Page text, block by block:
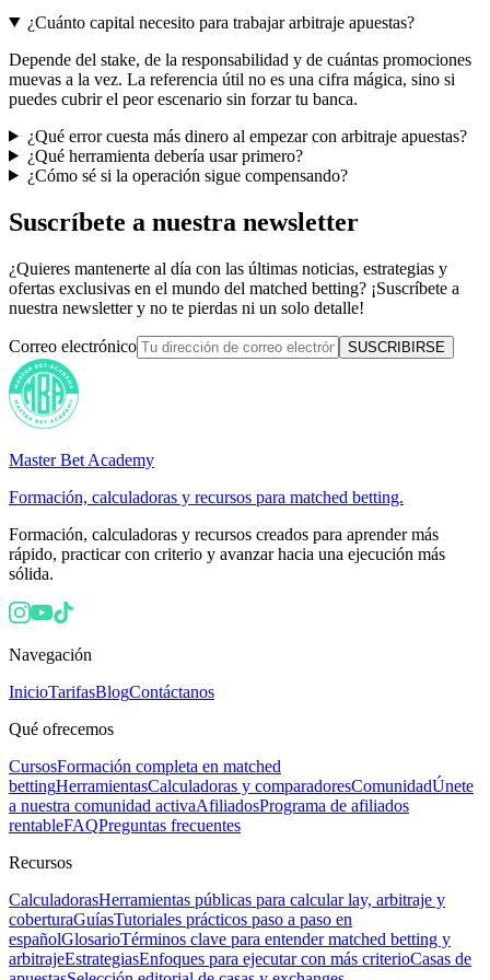
¿Cuánto capital necesito para trabajar arbitraje apuestas?
Depende del stake, de la responsabilidad y de cuántas promociones
muevas a la vez. La referencia útil no es una cifra mágica, sino si
puedes cubrir el peor escenario sin forzar tu banca.
¿Qué error cuesta más dinero al empezar con arbitraje apuestas?
¿Qué herramienta debería usar primero?
¿Cómo sé si la operación sigue compensando?
Suscríbete a nuestra newsletter
¿Quieres mantenerte al día con las últimas noticias, estrategias y
ofertas exclusivas en el mundo del matched betting? ¡Suscríbete a
nuestra newsletter y no te pierdas ni un solo detalle!
Correo electrónico SUSCRIBIRSE
Master Bet Academy
Formación, calculadoras y recursos para matched betting.
Formación, calculadoras y recursos creados para aprender más
rápido, practicar con criterio y avanzar hacia una ejecución más
sólida.
Navegación
InicioTarifasBlogContáctanos
Qué ofrecemos
CursosFormación completa en matched
bettingHerramientasCalculadoras y comparadoresComunidadÚnete
a nuestra comunidad activaAfiliadosPrograma de afiliados
rentableFAQPreguntas frecuentes
Recursos
CalculadorasHerramientas públicas para calcular lay, arbitraje y
coberturaGuíasTutoriales prácticos paso a paso en
españolGlosarioTérminos clave para entender matched betting y
arbitrajeEstrategiasEnfoques para ejecutar con más criterioCasas de